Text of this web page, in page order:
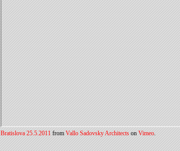
Bratislova 25.5.2011 fromVallo Sadovsky Architects on Vimeo.